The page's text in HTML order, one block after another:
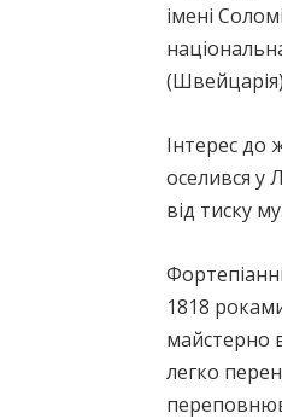
імені
Інтерес до
оселився у
від тиску
1818
майстерно
легко